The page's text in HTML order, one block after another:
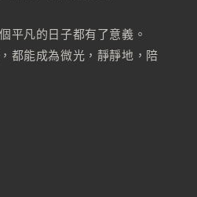
平凡的日子都有了意義。
都能成為微光，靜靜地，陪